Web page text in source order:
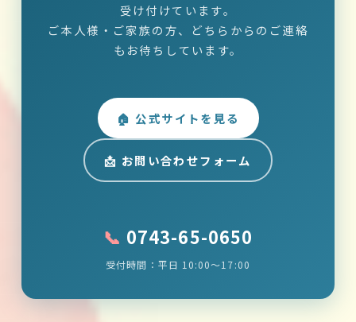
受け付けています。
ご本人様・ご家族の方、どちらからのご連絡
もお待ちしています。
🏠 公式サイトを見る
📩 お問い合わせフォーム
📞 0743-65-0650
受付時間：平日 10:00〜17:00